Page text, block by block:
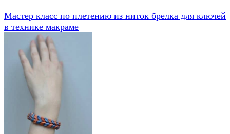
Мастер класс по плетению из ниток брелка для ключей
в технике макраме